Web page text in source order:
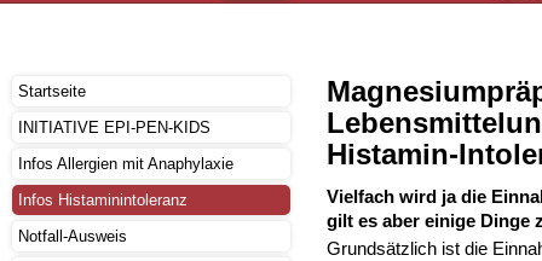
Startseite
INITIATIVE EPI-PEN-KIDS
Infos Allergien mit Anaphylaxie
Infos Histaminintoleranz
Notfall-Ausweis
Histamin-
Vielfach wird ja die
gilt es aber einige Dinge
Grundsätzlich ist die